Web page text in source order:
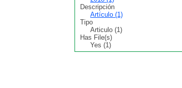
Descripción
Artículo (1)
Tipo
Articulo (1)
Has File(s)
Yes (1)